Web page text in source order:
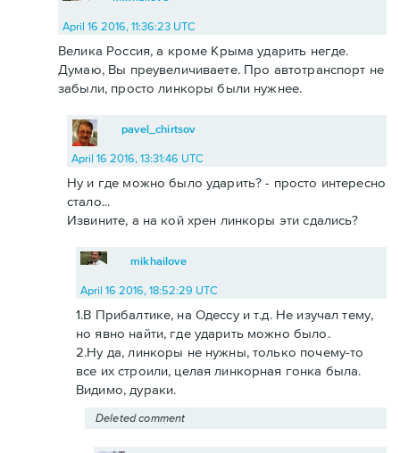
April 16 2016, 11:36:23 UTC
Велика Россия, а кроме Крыма ударить негде.
Думаю, Вы преувеличиваете. Про автотранспорт не
забыли, просто линкоры были нужнее.
pavel_chirtsov
April 16 2016, 13:31:46 UTC
Ну и где можно было ударить? - просто интересно
стало...
Извините, а на кой хрен линкоры эти сдались?
mikhailove
April 16 2016, 18:52:29 UTC
1.В Прибалтике, на Одессу и т.д. Не изучал тему,
но явно найти, где ударить можно было.
2.Ну да, линкоры не нужны, только почему-то
все их строили, целая линкорная гонка была.
Видимо, дураки.
Deleted comment